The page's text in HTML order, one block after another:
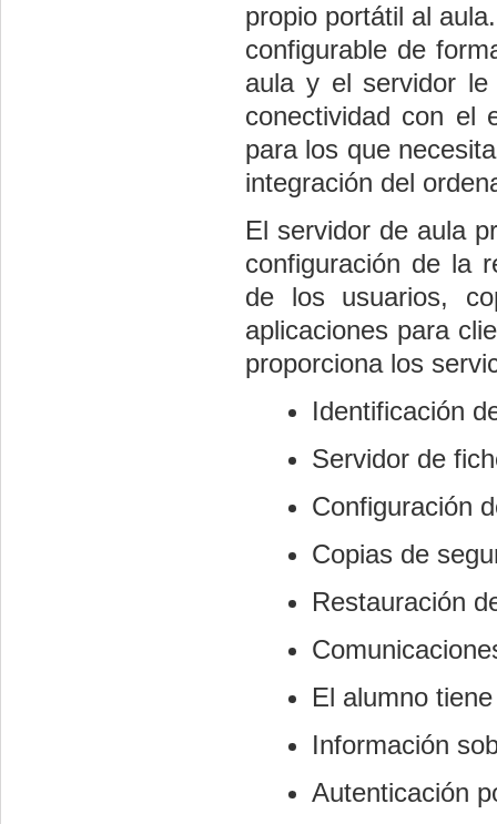
propio portátil al
configurable de
aula y el servidor
conectividad con el
para los que
integración del
El servidor de aula
configuración de la
de los usuarios,
aplicaciones para
proporciona los
Identificación
Servidor de
Configuración
Copias de
Restauración
El alumno
Información
Autenticación